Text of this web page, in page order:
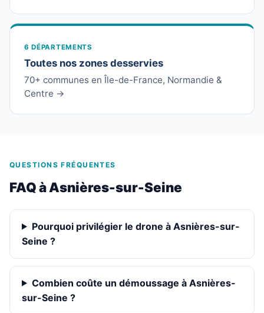
6 DÉPARTEMENTS
Toutes nos zones desservies
70+ communes en Île-de-France, Normandie &
Centre →
QUESTIONS FRÉQUENTES
FAQ à Asnières-sur-Seine
Pourquoi privilégier le drone à Asnières-sur-
Seine ?
Combien coûte un démoussage à Asnières-
sur-Seine ?